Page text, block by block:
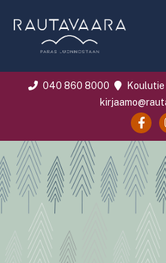
040 860 8000